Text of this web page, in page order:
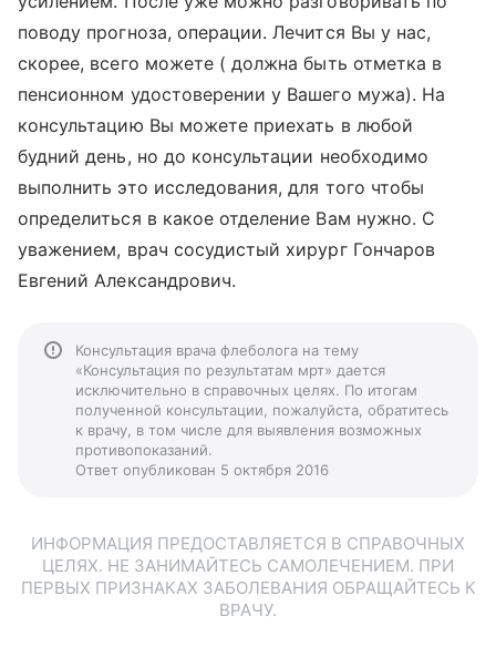
поводу прогноза, операции. Лечится Вы у нас,
скорее, всего можете ( должна быть отметка в
пенсионном удостоверении у Вашего мужа). На
консультацию Вы можете приехать в любой
будний день, но до консультации необходимо
выполнить это исследования, для того чтобы
определиться в какое отделение Вам нужно. С
уважением, врач сосудистый хирург Гончаров
Евгений Александрович.
Консультация врача флеболога на тему
«Консультация по результатам мрт» дается
исключительно в справочных целях. По итогам
полученной консультации, пожалуйста, обратитесь
к врачу, в том числе для выявления возможных
противопоказаний.
Ответ опубликован 5 октября 2016
ИНФОРМАЦИЯ ПРЕДОСТАВЛЯЕТСЯ В СПРАВОЧНЫХ
ЦЕЛЯХ. НЕ ЗАНИМАЙТЕСЬ САМОЛЕЧЕНИЕМ. ПРИ
ПЕРВЫХ ПРИЗНАКАХ ЗАБОЛЕВАНИЯ ОБРАЩАЙТЕСЬ К
ВРАЧУ.